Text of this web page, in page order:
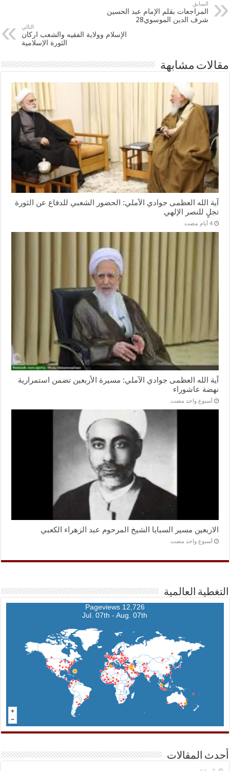
السابق
المراجعات بقلم الإمام عبد الحسين
شرف الدين الموسوي28
التالي
الإسلام وولاية الفقيه والشعب اركان
الثورة الإسلامية
مقالات مشابهة
آية الله العظمى جوادي الآملي: الحضور الشعبي للدفاع عن الثورة
تجلٍ للنصر الإلهي
‏4 أيام مضت
آية الله العظمى جوادي الآملي: مسيرة الأربعين تضمن استمرارية
نهضة عاشوراء
‏أسبوع واحد مضت
الاربعين مسير السبايا الشيخ المرحوم عبد الزهراء الكعبي
‏أسبوع واحد مضت
التغطية العالمية
12,726 Pageviews
Jul. 07th - Aug. 07th
أحدث المقالات